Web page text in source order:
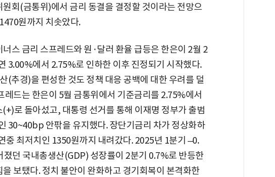
회(금통위)에서 금리 동결을 결정할 것이라는 전망으
원까지 치솟았다.
스 금리 스프레드와 원·달러 환율 급등은 한은이 2월 2
3.00%에서 2.75%로 인하한 이후 진정되기 시작했다.
(추경)을 편성한 것도 정책 대응 공백에 대한 우려를 덜
레드는 한은이 5월 금통위에서 기준금리를 2.75%에서
로 돌아섰고, 대통령 선거를 통해 이재명 정부가 출범
30~40bp 안팎을 유지했다. 장단기금리 차가 정상화하
중 최저치인 1350원까지 내려갔다. 2025년 1분기 –0.
던 국내총생산(GDP) 성장률이 2분기 0.7%로 반등한
보탰다. 정치 불안이 완화하고 경기회복이 본격화한